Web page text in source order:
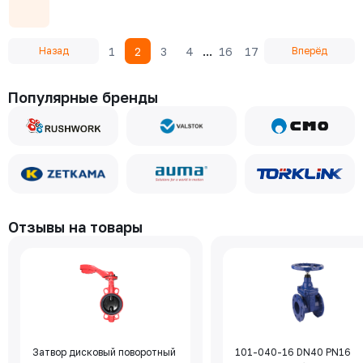
Назад 1 2 3 4 ... 16 17 Вперёд
Популярные бренды
Отзывы на товары
Затвор дисковый поворотный
101-040-16 DN40 PN16